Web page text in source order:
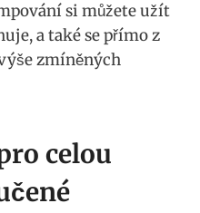
si můžete užít
a také se přímo z
zmíněných
celou